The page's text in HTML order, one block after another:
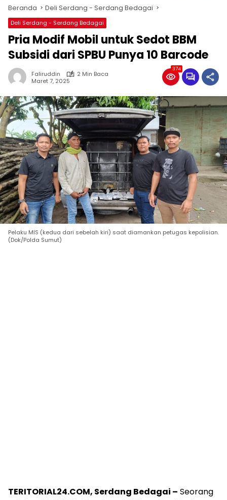
Beranda Deli Serdang - Serdang Bedagai
Deli Serdang - Serdang Bedagai
Pria Modif Mobil untuk Sedot BBM
Subsidi dari SPBU Punya 10 Barcode
Faliruddin
2 Min Baca
Maret 7, 2025
374
Pelaku MIS (kedua dari sebelah kiri) saat diamankan petugas kepolisian.
(Dok/Polda Sumut)
TERITORIAL24.COM, Serdang Bedagai – Seorang